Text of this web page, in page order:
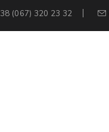
38 (067) 320 23 32